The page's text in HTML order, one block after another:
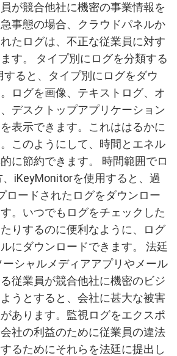
が競合他社に機密の事業情報を
事態の場合、クラウドパネルか
たログは、不正な従業員に対す
す。 タイプ別にログを分類する
ると、タイプ別にログをダウ
ログを画像、テキストログ、オ
デスクトップアプリケーション
表示できます。これははるかに
このようにして、時間とエネル
に節約できます。 時間範囲でロ
iKeyMonitorを使用すると、過
ロードされたログをダウンロー
。いつでもログをチェックした
りするのに便利なように、ログ
にダウンロードできます。 法廷
シャルメディアアプリやメール
従業員が競合他社に機密のビジ
うとすると、会社に甚大な被害
あります。監視ログをエクスポ
社の利益のために従業員の違法
るためにそれらを法廷に提出し